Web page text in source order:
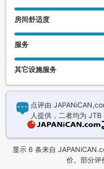
房间舒适度
服务
其它设施服务
点评由
人提供，二者均为 JTB
显示 6 条来自
价。部分评